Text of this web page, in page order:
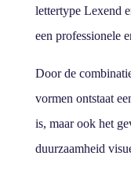
lettertype Lexend
een professionele
Door de
vormen ontstaat
is, maar ook het
duurzaamheid